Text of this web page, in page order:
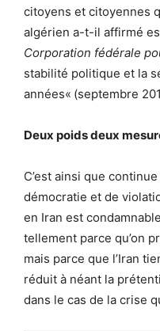
citoyens et citoyennes
algérien a-t-il affirmé
Corporation fédérale
stabilité politique et la
années« (septembre
Deux poids deux
C’est ainsi que
démocratie et de
en Iran est
tellement parce qu’on
mais parce que l’Iran
réduit à néant la
dans le cas de la crise